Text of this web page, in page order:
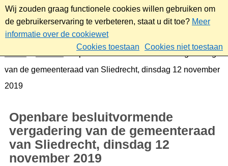
Wij zouden graag functionele cookies willen gebruiken om
de gebruikerservaring te verbeteren, staat u dit toe? Meer
informatie over de cookiewet
Cookies toestaan
Cookies niet toestaan
Openbare besluitvormende vergadering
van de gemeenteraad van Sliedrecht, dinsdag 12 november
2019
Openbare besluitvormende
vergadering van de gemeenteraad
van Sliedrecht, dinsdag 12
november 2019